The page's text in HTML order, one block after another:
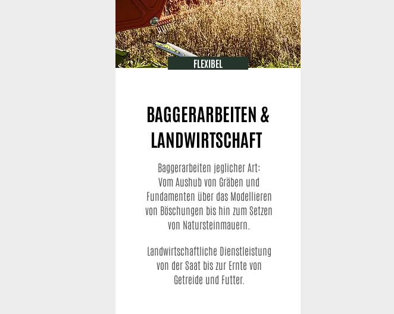
FLEXIBEL
BAGGERARBEITEN &
LANDWIRTSCHAFT
Baggerarbeiten jeglicher Art:
Vom Aushub von Gräben und
Fundamenten über das Modellieren
von Böschungen bis hin zum Setzen
von Natursteinmauern.
Landwirtschaftliche Dienstleistung
von der Saat bis zur Ernte von
Getreide und Futter.